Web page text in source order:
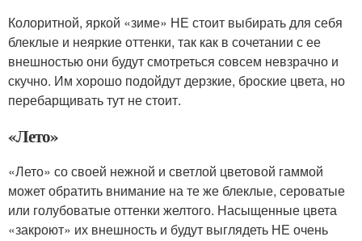
Колоритной, яркой «зиме» НЕ стоит выбирать для себя
блеклые и неяркие оттенки, так как в сочетании с ее
внешностью они будут смотреться совсем невзрачно и
скучно. Им хорошо подойдут дерзкие, броские цвета, но
перебарщивать тут не стоит.
«Лето»
«Лето» со своей нежной и светлой цветовой гаммой
может обратить внимание на те же блеклые, сероватые
или голубоватые оттенки желтого. Насыщенные цвета
«закроют» их внешность и будут выглядеть НЕ очень